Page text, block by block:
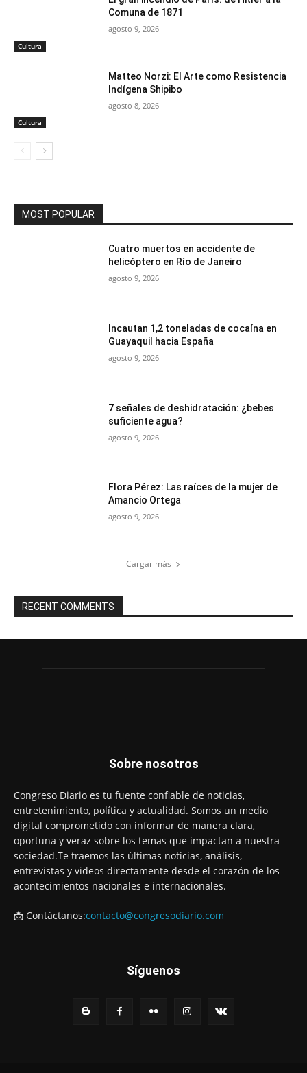
Cultura
Comuna de 1871
agosto 9, 2026
Cultura
Matteo Norzi: El Arte como Resistencia
Indígena Shipibo
agosto 8, 2026
MOST POPULAR
Cuatro muertos en accidente de
helicóptero en Río de Janeiro
agosto 9, 2026
Incautan 1,2 toneladas de cocaína en
Guayaquil hacia España
agosto 9, 2026
7 señales de deshidratación: ¿bebes
suficiente agua?
agosto 9, 2026
Flora Pérez: Las raíces de la mujer de
Amancio Ortega
agosto 9, 2026
Cargar más
RECENT COMMENTS
Sobre nosotros
Congreso Diario es tu fuente confiable de noticias,
entretenimiento, política y actualidad. Somos un medio
digital comprometido con informar de manera clara,
oportuna y veraz sobre los temas que impactan a nuestra
sociedad.Te traemos las últimas noticias, análisis,
entrevistas y videos directamente desde el corazón de los
acontecimientos nacionales e internacionales.
📩 Contáctanos:contacto@congresodiario.com
Síguenos